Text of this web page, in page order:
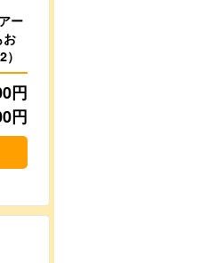
ー
お
円
円